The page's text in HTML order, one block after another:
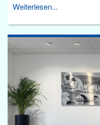
Weiterlesen...